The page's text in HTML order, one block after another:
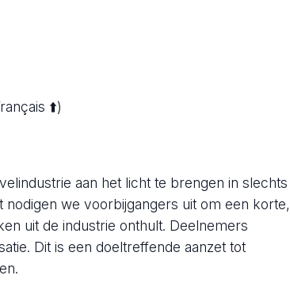
⬆️)
aan het licht te brengen in slechts
we voorbijgangers uit om een korte,
uit de industrie onthult. Deelnemers
Dit is een doeltreffende aanzet tot